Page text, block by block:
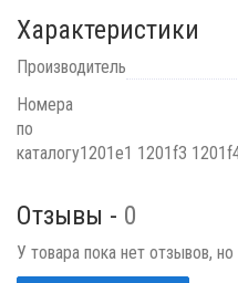
Характеристики
Производитель
Номера
по
каталогу1201e1 1201f3
Отзывы - 0
У товара пока нет отзывов,